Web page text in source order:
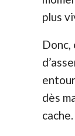
plus
dès
cache.